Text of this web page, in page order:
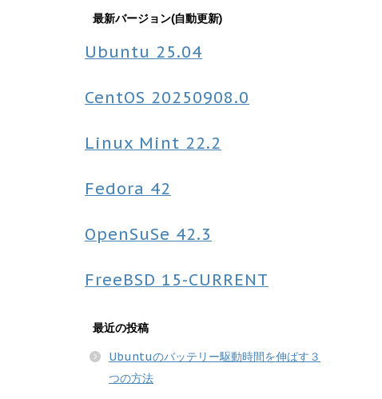
最新バージョン(自動更新)
Ubuntu 25.04
CentOS 20250908.0
Linux Mint 22.2
Fedora 42
OpenSuSe 42.3
FreeBSD 15-CURRENT
最近の投稿
Ubuntuのバッテリー駆動時間を伸ばす３
つの方法